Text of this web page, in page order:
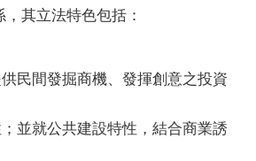
其立法特色包括：
民間發掘商機、發揮創意之投資
並就公共建設特性，結合商業誘